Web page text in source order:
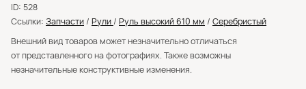
ID: 528
Ссылки: Запчасти / Рули / Руль высокий 610 мм / Серебристый
Внешний вид товаров может незначительно отличаться
от представленного на фотографиях. Также возможны
незначительные конструктивные изменения.